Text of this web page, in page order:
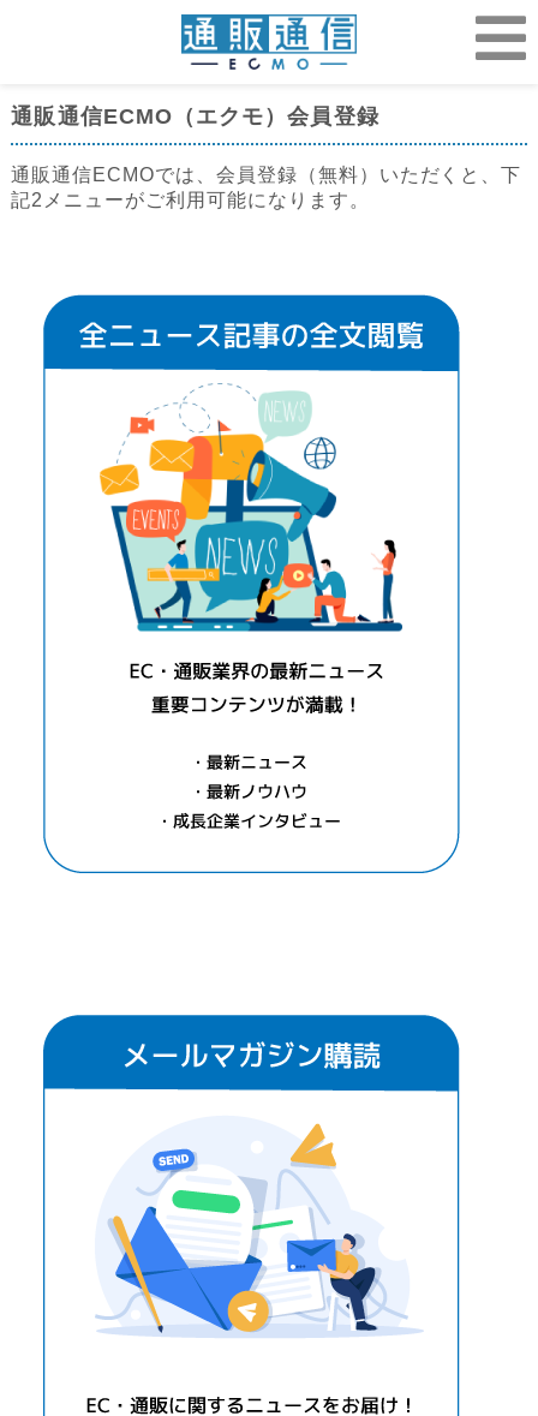
通販通信ECMO（エクモ）会員登録
通販通信ECMOでは、会員登録（無料）いただくと、下
記2メニューがご利用可能になります。